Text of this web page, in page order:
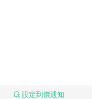
設定到價通知